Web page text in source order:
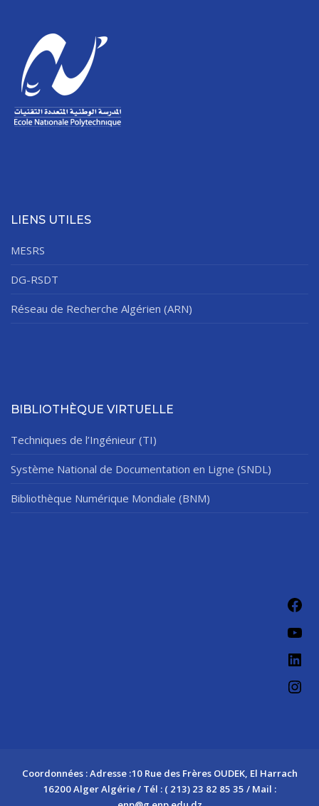
LIENS UTILES
MESRS
DG-RSDT
Réseau de Recherche Algérien (ARN)
BIBLIOTHÈQUE VIRTUELLE
Techniques de l’Ingénieur (TI)
Système National de Documentation en Ligne (SNDL)
Bibliothèque Numérique Mondiale (BNM)
Coordonnées : Adresse :10 Rue des Frères OUDEK, El Harrach
16200 Alger Algérie / Tél : ( 213) 23 82 85 35 / Mail :